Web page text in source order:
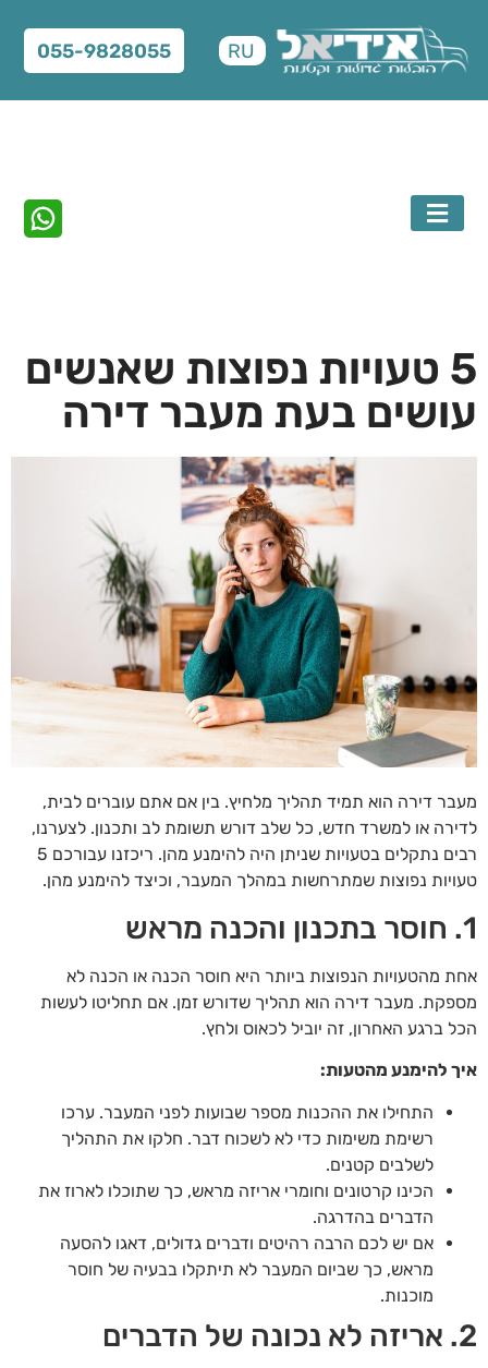
RU
055-9828055
סרטון וידאו לוואטסאפ
ההובלה,
ולאיזה
5 טעויות נפוצות שאנשים
עושים בעת מעבר דירה
מעבר דירה הוא תמיד תהליך מלחיץ. בין אם אתם עוברים לבית,
לדירה או למשרד חדש, כל שלב דורש תשומת לב ותכנון. לצערנו,
רבים נתקלים בטעויות שניתן היה להימנע מהן. ריכזנו עבורכם 5
טעויות נפוצות שמתרחשות במהלך המעבר, וכיצד להימנע מהן.
1. חוסר בתכנון והכנה מראש
אחת מהטעויות הנפוצות ביותר היא חוסר הכנה או הכנה לא
מספקת. מעבר דירה הוא תהליך שדורש זמן. אם תחליטו לעשות
הכל ברגע האחרון, זה יוביל לכאוס ולחץ.
איך להימנע מהטעות:
התחילו את ההכנות מספר שבועות לפני המעבר. ערכו
רשימת משימות כדי לא לשכוח דבר. חלקו את התהליך
לשלבים קטנים.
הכינו קרטונים וחומרי אריזה מראש, כך שתוכלו לארוז את
הדברים בהדרגה.
אם יש לכם הרבה רהיטים ודברים גדולים, דאגו להסעה
מראש, כך שביום המעבר לא תיתקלו בבעיה של חוסר
מוכנות.
2. אריזה לא נכונה של הדברים